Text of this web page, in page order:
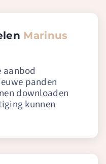
Marinus
aanbod
panden
downloaden
kunnen